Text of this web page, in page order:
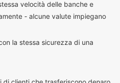
velocità delle banche e
- alcune valute impiegano
la stessa sicurezza di una